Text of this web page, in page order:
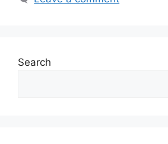
Search